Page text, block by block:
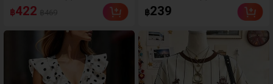
ไตล์โรแมนติกบริสุทธิ์ คอ
วี แขนโคมไฟ ชายระบาย
฿422
า แขนสั้น
50+ ขายแล้ว
฿239